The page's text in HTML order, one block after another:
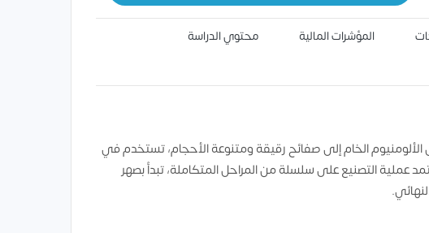
المؤشرات المالية
محتوي الدراسة
الخام إلى صفائح رقيقة ومتنوعة الأحجام، تستخدم في
عملية التصنيع على سلسلة من المراحل المتكاملة، تبدأ بصهر